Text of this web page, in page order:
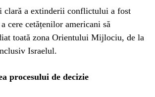
clară a extinderii conflictului a fost
cere cetățenilor americani să
toată zona Orientului Mijlociu, de la
Israelul.
procesului de decizie